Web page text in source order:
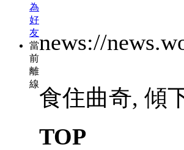
為
好
友
當
前
離
線
news://
食住曲奇, 傾
TOP